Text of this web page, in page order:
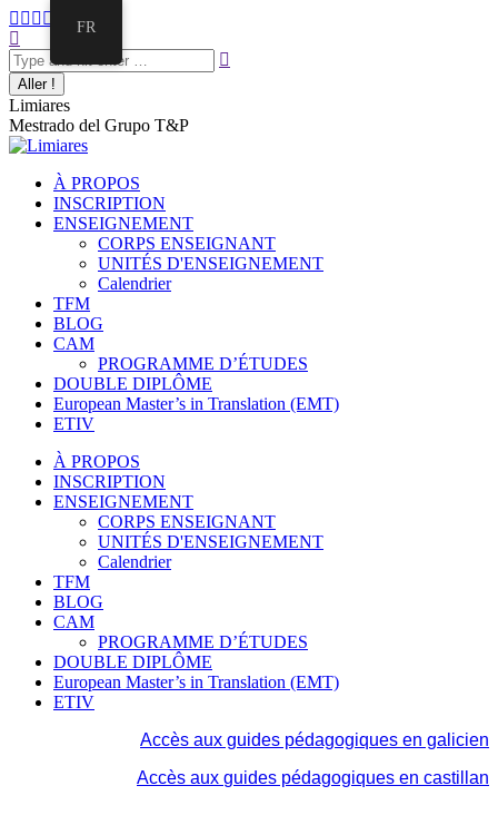
Aller
au
contenu
La
Facebook
s'ouvre
dans
une
nouvelle
fenêtre
La
Twitter
s'ouvre
dans
une
nouvelle
fenêtre
La
E-
mail
s'ouvre
dans
une
nouvelle
fenêtre
page
s'ouvre
dans
une
nouvelle
fenêtre
La
page
LinkedIn
s'ouvre
dans
une
nouvelle
fenêtre
Recherche
Limiares
Mestrado del Grupo T&P
À PROPOS
INSCRIPTION
ENSEIGNEMENT
CORPS ENSEIGNANT
UNITÉS D'ENSEIGNEMENT
Calendrier
TFM
BLOG
CAM
PROGRAMME D’ÉTUDES
DOUBLE DIPLÔME
European Master’s in Translation (EMT)
ETIV
À PROPOS
INSCRIPTION
ENSEIGNEMENT
CORPS ENSEIGNANT
UNITÉS D'ENSEIGNEMENT
Calendrier
TFM
BLOG
CAM
PROGRAMME D’ÉTUDES
DOUBLE DIPLÔME
European Master’s in Translation (EMT)
ETIV
Accès aux guides pédagogiques en galicien
Accès aux guides pédagogiques en castillan
FR